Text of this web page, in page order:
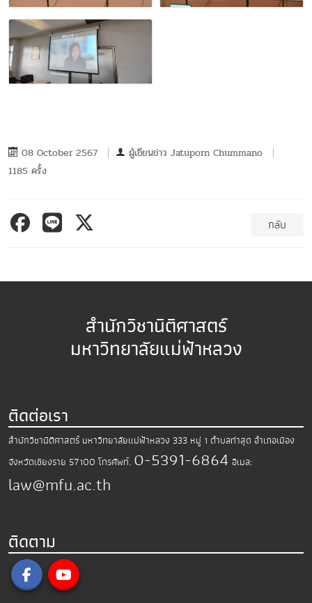
08 October 2567 ผู้เขียนข่าว Jatuporn Chummano
1185 ครั้ง
กลับ
สำนักวิชานิติศาสตร์
มหาวิทยาลัยแม่ฟ้าหลวง
ติดต่อเรา
สำนักวิชานิติศาสตร์ มหาวิทยาลัยแม่ฟ้าหลวง 333 หมู่ 1 ตำบลท่าสุด อำเภอเมือง
จังหวัดเชียงราย 57100 โทรศัพท์. 0-5391-6864 อีเมล:
law@mfu.ac.th
ติดตาม